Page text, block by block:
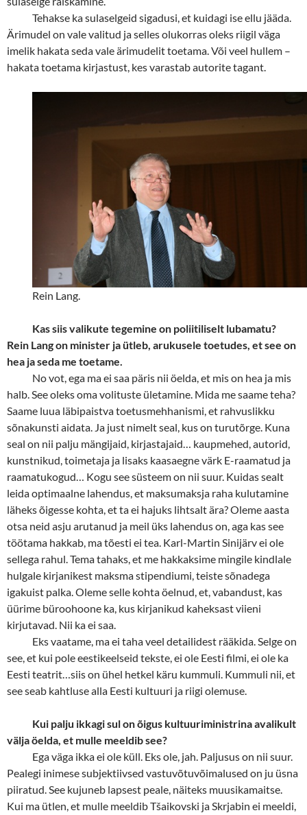
Tehakse ka sulaselgeid sigadusi, et kuidagi ise ellu jääda.
Ärimudel on vale valitud ja selles olukorras oleks riigil väga
imelik hakata seda vale ärimudelit toetama. Või veel hullem –
hakata toetama kirjastust, kes varastab autorite tagant.
Rein Lang.
Kas siis valikute tegemine on poliitiliselt lubamatu?
Rein Lang on minister ja ütleb, arukusele toetudes, et see on
hea ja seda me toetame.
No vot, ega ma ei saa päris nii öelda, et mis on hea ja mis
halb. See oleks oma volituste ületamine. Mida me saame teha?
Saame luua läbipaistva toetusmehhanismi, et rahvuslikku
sõnakunsti aidata. Ja just nimelt seal, kus on turutõrge. Kuna
seal on nii palju mängijaid, kirjastajaid… kaupmehed, autorid,
kunstnikud, toimetaja ja lisaks kaasaegne värk E-raamatud ja
raamatukogud… Kogu see süsteem on nii suur. Kuidas sealt
leida optimaalne lahendus, et maksumaksja raha kulutamine
läheks õigesse kohta, et ta ei hajuks lihtsalt ära? Oleme aasta
otsa neid asju arutanud ja meil üks lahendus on, aga kas see
töötama hakkab, ma tõesti ei tea. Karl-Martin Sinijärv ei ole
sellega rahul. Tema tahaks, et me hakkaksime mingile kindlale
hulgale kirjanikest maksma stipendiumi, teiste sõnadega
igakuist palka. Oleme selle kohta öelnud, et, vabandust, kas
üürime büroohoone ka, kus kirjanikud kaheksast viieni
kirjutavad. Nii ka ei saa.
Eks vaatame, ma ei taha veel detailidest rääkida. Selge on
see, et kui pole eestikeelseid tekste, ei ole Eesti filmi, ei ole ka
Eesti teatrit…siis on ühel hetkel käru kummuli. Kummuli nii, et
see seab kahtluse alla Eesti kultuuri ja riigi olemuse.
Kui palju ikkagi sul on õigus kultuuriministrina avalikult
välja öelda, et mulle meeldib see?
Ega väga ikka ei ole küll. Eks ole, jah. Paljusus on nii suur.
Pealegi inimese subjektiivsed vastuvõtuvõimalused on ju üsna
piiratud. See kujuneb lapsest peale, näiteks muusikamaitse.
Kui ma ütlen, et mulle meeldib Tšaikovski ja Skrjabin ei meeldi,